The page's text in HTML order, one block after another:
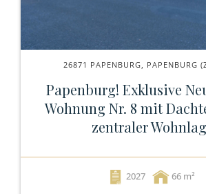
26871 PAPENBURG, PAPENBURG
Papenburg! Exklusive
Wohnung Nr. 8 mit
zentraler
2027 66